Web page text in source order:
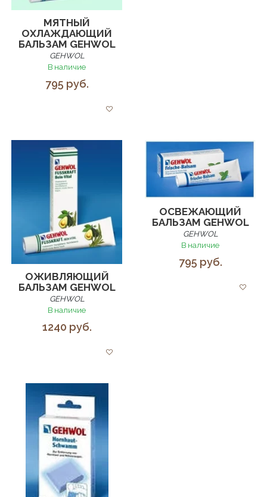
МЯТНЫЙ
ОХЛАЖДАЮЩИЙ
БАЛЬЗАМ GEHWOL
GEHWOL
В наличие
795 руб.
ОЖИВЛЯЮЩИЙ
БАЛЬЗАМ GEHWOL
GEHWOL
В наличие
1240 руб.
ОСВЕЖАЮЩИЙ
БАЛЬЗАМ GEHWOL
GEHWOL
В наличие
795 руб.